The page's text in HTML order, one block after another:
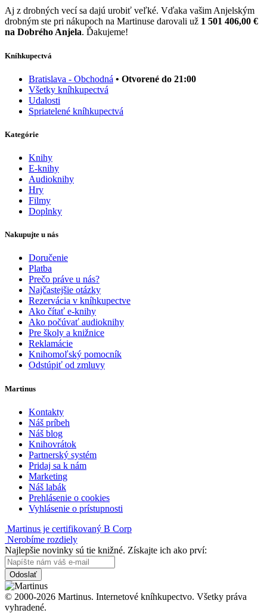
Aj z drobných vecí sa dajú urobiť veľké. Vďaka vašim Anjelským
drobným ste pri nákupoch na Martinuse darovali už 1 501 406,00 €
na Dobrého Anjela. Ďakujeme!
Kníhkupectvá
Bratislava - Obchodná • Otvorené do 21:00
Všetky kníhkupectvá
Udalosti
Spriatelené kníhkupectvá
Kategórie
Knihy
E-knihy
Audioknihy
Hry
Filmy
Doplnky
Nakupujte u nás
Doručenie
Platba
Prečo práve u nás?
Najčastejšie otázky
Rezervácia v kníhkupectve
Ako čítať e-knihy
Ako počúvať audioknihy
Pre školy a knižnice
Reklamácie
Knihomoľský pomocník
Odstúpiť od zmluvy
Martinus
Kontakty
Náš príbeh
Náš blog
Knihovrátok
Partnerský systém
Pridaj sa k nám
Marketing
Náš labák
Prehlásenie o cookies
Vyhlásenie o prístupnosti
Martinus je certifikovaný B Corp
Nerobíme rozdiely
Najlepšie novinky sú tie knižné. Získajte ich ako prví:
Odoslať
© 2000-2026 Martinus. Internetové kníhkupectvo. Všetky práva
vyhradené.